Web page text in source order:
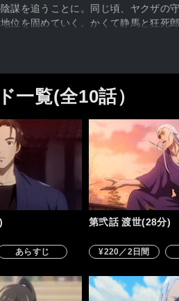
謀を追うことに。同じ頃、ヤクザの
位を固めていく。かくて静馬と狂死
一覧(全10話）
あらすじ
第弐話 渡世(28分)
¥220／2日間